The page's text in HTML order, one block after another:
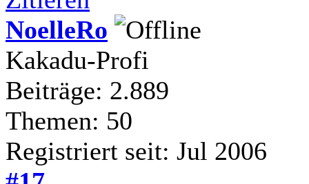
NoelleRo
Kakadu-Profi
Beiträge: 2.889
Themen: 50
Registriert seit: Jul 2006